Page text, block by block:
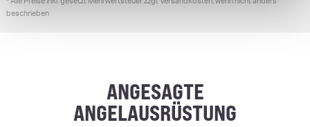
* Alle Preise inkl. gesetzl. Mehrwertsteuer zzgl. Versandkosten, wenn nicht anders
beschrieben
ANGESAGTE
ANGELAUSRÜSTUNG